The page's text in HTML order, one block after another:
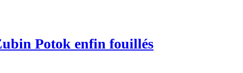
Potok enfin fouillés